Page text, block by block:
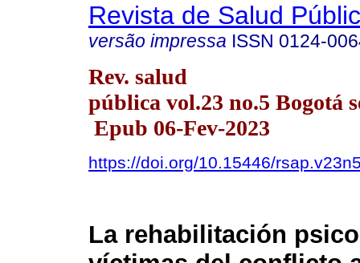
Revista de Salud
versão impressa ISSN 0124-
Rev. salud
pública vol.23 no.5 Bogotá
Epub 06-Fev-2023
https://doi.org/10.15446/
La rehabilitación